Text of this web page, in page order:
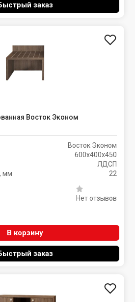
заказ
Восток Эконом
Восток Эконом
600х400х450
ЛДСП
мм
22
Нет отзывов
В корзину
заказ